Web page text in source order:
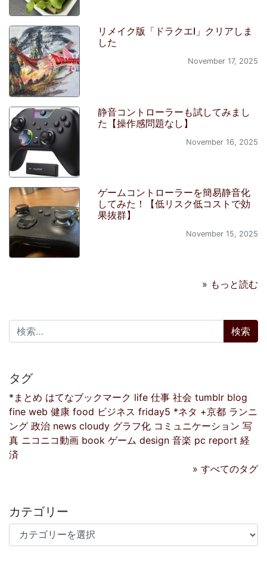
リメイク版「ドラクエI」クリアしま
した
November 17, 2025
静音コントローラーも試してみまし
た【操作感問題なし】
November 16, 2025
ゲームコントローラーを簡易静音化
してみた！【低リスク低コストで効
果抜群】
November 15, 2025
» もっと読む
検索:
タグ
*まとめ はてなブックマーク life 仕事 社会 tumblr blog
fine web 健康 food ビジネス friday5 *ネタ +京都 ランニ
ング 政治 news cloudy グラフ化 コミュニケーション 写
真 ニコニコ動画 book ゲーム design 音楽 pc report 経
済
» すべてのタグ
カテゴリー
カテゴリー